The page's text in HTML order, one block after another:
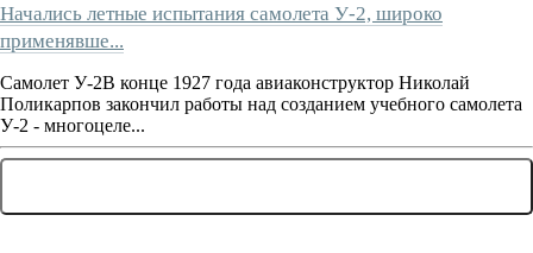
Начались летные испытания самолета У-2, широко
применявше...
Самолет У-2В конце 1927 года авиаконструктор Николай
Поликарпов закончил работы над созданием учебного самолета
У-2 - многоцеле...